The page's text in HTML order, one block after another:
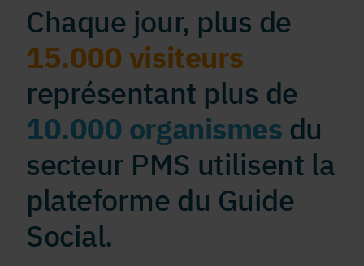
Chaque jour, plus de
15.000 visiteurs
représentant plus de
10.000 organismes du
secteur PMS utilisent la
plateforme du Guide
Social.